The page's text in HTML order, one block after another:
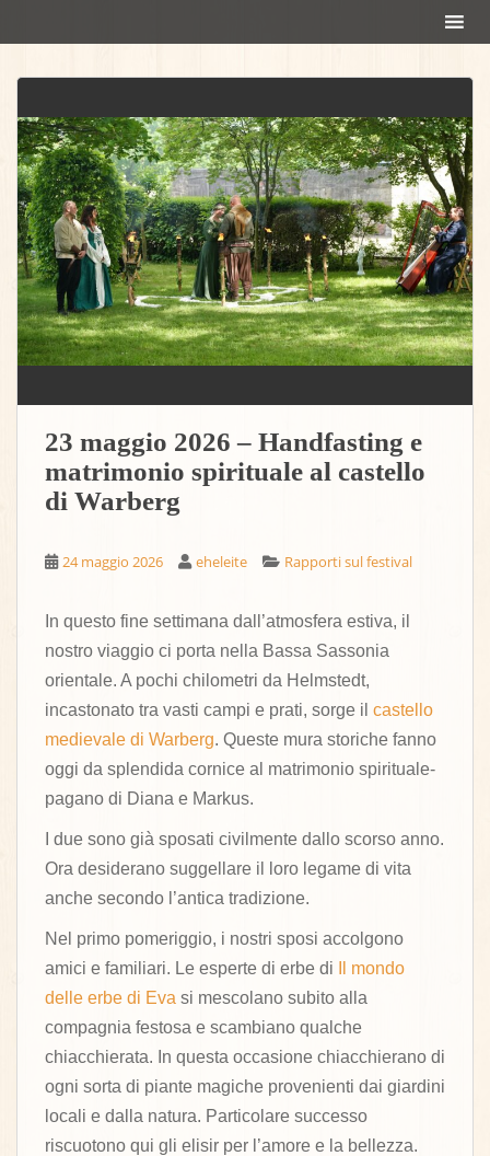
23 maggio 2026 – Handfasting e
matrimonio spirituale al castello
di Warberg
24 maggio 2026 eheleite Rapporti sul festival
In questo fine settimana dall’atmosfera estiva, il
nostro viaggio ci porta nella Bassa Sassonia
orientale. A pochi chilometri da Helmstedt,
incastonato tra vasti campi e prati, sorge il castello
medievale di Warberg. Queste mura storiche fanno
oggi da splendida cornice al matrimonio spirituale-
pagano di Diana e Markus.
I due sono già sposati civilmente dallo scorso anno.
Ora desiderano suggellare il loro legame di vita
anche secondo l’antica tradizione.
Nel primo pomeriggio, i nostri sposi accolgono
amici e familiari. Le esperte di erbe di
Il mondo
delle erbe di Eva si mescolano subito alla
compagnia festosa e scambiano qualche
chiacchierata. In questa occasione chiacchierano di
ogni sorta di piante magiche provenienti dai giardini
locali e dalla natura. Particolare successo
riscuotono qui gli elisir per l’amore e la bellezza.